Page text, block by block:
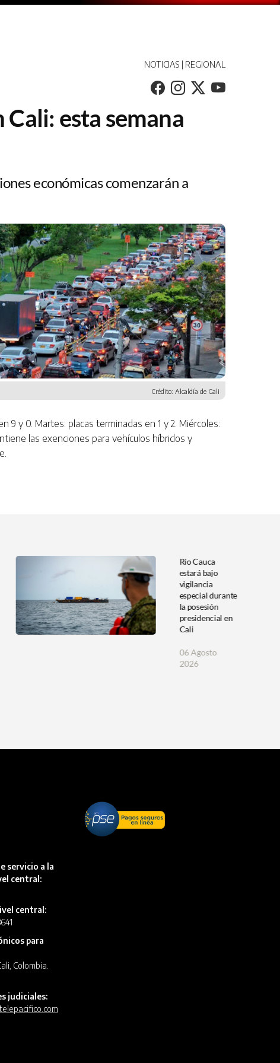
NOTICIAS | REGIONAL
esta semana
económicas comenzarán a
Crédito: Alcaldía de Cali
9 y 0. Martes: placas terminadas en 1 y 2. Miércoles:
las exenciones para vehículos híbridos y
Río Cauca
estará bajo
vigilancia
especial durante
la posesión
presidencial en
Cali
06 Agosto
2026
servicio a la
central:
central:
para
Colombia.
judiciales: